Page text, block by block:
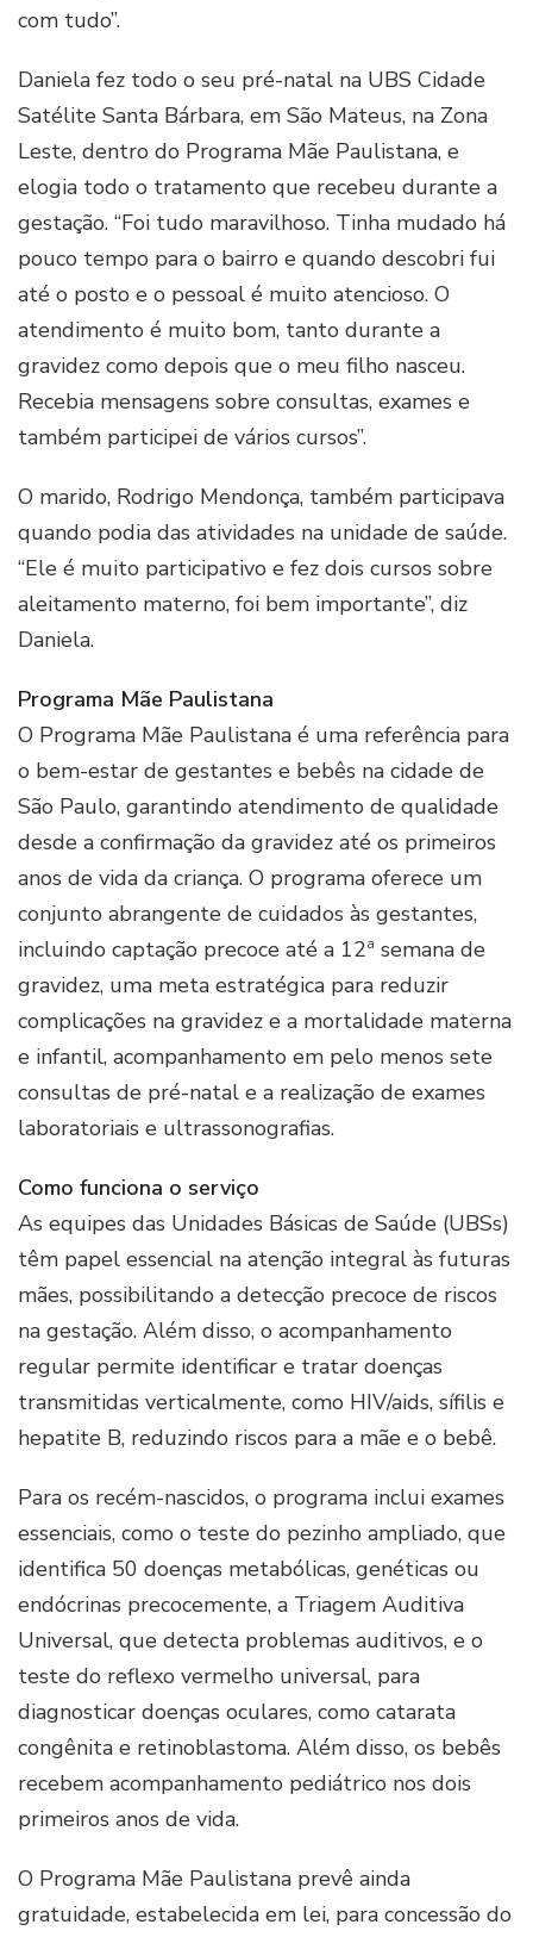
com tudo”.
Daniela fez todo o seu pré-natal na UBS Cidade
Satélite Santa Bárbara, em São Mateus, na Zona
Leste, dentro do Programa Mãe Paulistana, e
elogia todo o tratamento que recebeu durante a
gestação. “Foi tudo maravilhoso. Tinha mudado há
pouco tempo para o bairro e quando descobri fui
até o posto e o pessoal é muito atencioso. O
atendimento é muito bom, tanto durante a
gravidez como depois que o meu filho nasceu.
Recebia mensagens sobre consultas, exames e
também participei de vários cursos”.
O marido, Rodrigo Mendonça, também participava
quando podia das atividades na unidade de saúde.
“Ele é muito participativo e fez dois cursos sobre
aleitamento materno, foi bem importante”, diz
Daniela.
Programa Mãe Paulistana
O Programa Mãe Paulistana é uma referência para
o bem-estar de gestantes e bebês na cidade de
São Paulo, garantindo atendimento de qualidade
desde a confirmação da gravidez até os primeiros
anos de vida da criança. O programa oferece um
conjunto abrangente de cuidados às gestantes,
incluindo captação precoce até a 12ª semana de
gravidez, uma meta estratégica para reduzir
complicações na gravidez e a mortalidade materna
e infantil, acompanhamento em pelo menos sete
consultas de pré-natal e a realização de exames
laboratoriais e ultrassonografias.
Como funciona o serviço
As equipes das Unidades Básicas de Saúde (UBSs)
têm papel essencial na atenção integral às futuras
mães, possibilitando a detecção precoce de riscos
na gestação. Além disso, o acompanhamento
regular permite identificar e tratar doenças
transmitidas verticalmente, como HIV/aids, sífilis e
hepatite B, reduzindo riscos para a mãe e o bebê.
Para os recém-nascidos, o programa inclui exames
essenciais, como o teste do pezinho ampliado, que
identifica 50 doenças metabólicas, genéticas ou
endócrinas precocemente, a Triagem Auditiva
Universal, que detecta problemas auditivos, e o
teste do reflexo vermelho universal, para
diagnosticar doenças oculares, como catarata
congênita e retinoblastoma. Além disso, os bebês
recebem acompanhamento pediátrico nos dois
primeiros anos de vida.
O Programa Mãe Paulistana prevê ainda
gratuidade, estabelecida em lei, para concessão do